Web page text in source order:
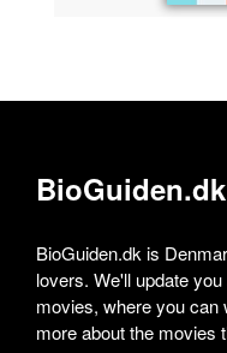
BioGuiden.dk
BioGuiden.dk is
lovers. We'll update
movies, where you can
more about the movies